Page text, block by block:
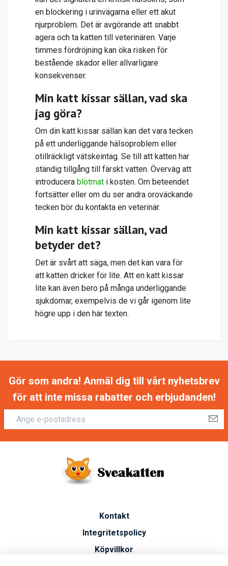
en blockering i urinvägarna eller ett akut
njurproblem. Det är avgörande att snabbt
agera och ta katten till veterinären. Varje
timmes fördröjning kan öka risken för
bestående skador eller allvarligare
konsekvenser.
Min katt kissar sällan, vad ska
jag göra?
Om din katt kissar sällan kan det vara tecken
på ett underliggande hälsoproblem eller
otillräckligt vätskeintag. Se till att katten har
ständig tillgång till färskt vatten. Överväg att
introducera blötmat i kosten. Om beteendet
fortsätter eller om du ser andra oroväckande
tecken bör du kontakta en veterinär.
Min katt kissar sällan, vad
betyder det?
Det är svårt att säga, men det kan vara för
att katten dricker för lite. Att en katt kissar
lite kan även bero på många underliggande
sjukdomar, exempelvis de vi går igenom lite
högre upp i den här texten.
Gör som andra! Anmäl dig till vårt nyhetsbrev
för att inte missa rabatter och erbjudanden!
Kontakt
Integritetspolicy
Köpvillkor